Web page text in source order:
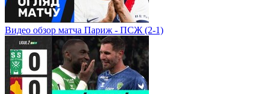
Видео обзор матча Париж - ПСЖ (2-1)